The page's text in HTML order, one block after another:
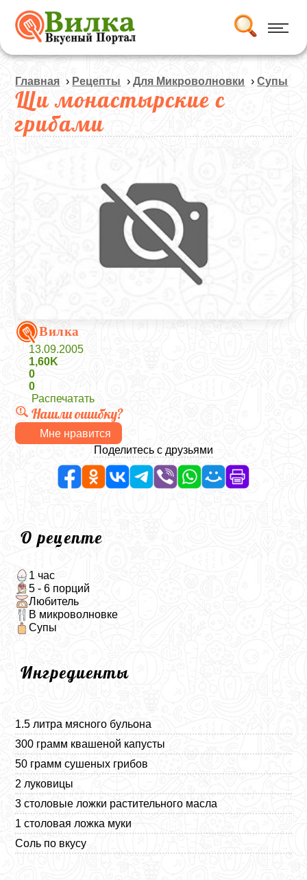
Главная › Рецепты ›Для Микроволновки ›Супы
Щи монастырские с
грибами
Вилка
13.09.2005
1,60K
0
0
Распечатать
Нашли ошибку?
Мне нравится
Поделитесь с друзьями
О рецепте
1 час
5 - 6 порций
Любитель
В микроволновке
Супы
Ингредиенты
1.5 литра мясного бульона
300 грамм квашеной капусты
50 грамм сушеных грибов
2 луковицы
3 столовые ложки растительного масла
1 столовая ложка муки
Соль по вкусу